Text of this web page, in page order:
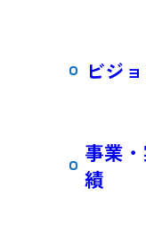
ビジ
事業
績